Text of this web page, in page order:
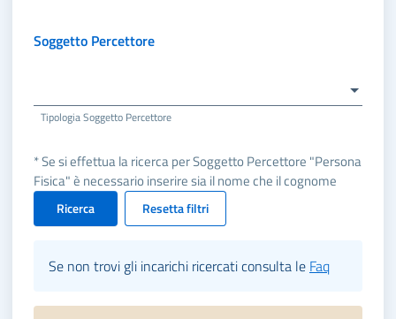
Soggetto Percettore
Tipologia Soggetto Percettore
* Se si effettua la ricerca per Soggetto Percettore "Persona
Fisica" è necessario inserire sia il nome che il cognome
Ricerca Resetta filtri
Se non trovi gli incarichi ricercati consulta le Faq